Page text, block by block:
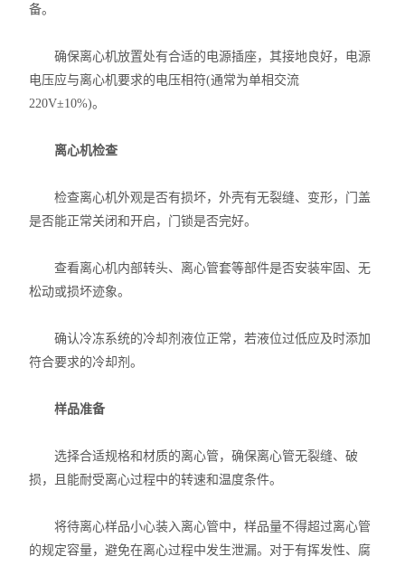
备。
确保离心机放置处有合适的电源插座，其接地良好，电源
电压应与离心机要求的电压相符(通常为单相交流
220V±10%)。
离心机检查
检查离心机外观是否有损坏，外壳有无裂缝、变形，门盖
是否能正常关闭和开启，门锁是否完好。
查看离心机内部转头、离心管套等部件是否安装牢固、无
松动或损坏迹象。
确认冷冻系统的冷却剂液位正常，若液位过低应及时添加
符合要求的冷却剂。
样品准备
选择合适规格和材质的离心管，确保离心管无裂缝、破
损，且能耐受离心过程中的转速和温度条件。
将待离心样品小心装入离心管中，样品量不得超过离心管
的规定容量，避免在离心过程中发生泄漏。对于有挥发性、腐